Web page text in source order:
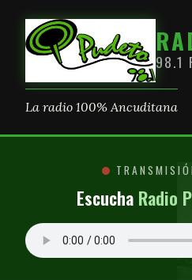
98.1
La radio 100% Ancuditana
Escucha Radio